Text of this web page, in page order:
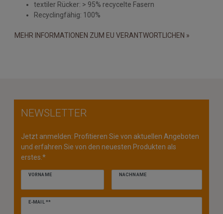
textiler Rücker: > 95% recycelte Fasern
Recyclingfähig: 100%
MEHR INFORMATIONEN ZUM EU VERANTWORTLICHEN »
NEWSLETTER
Jetzt anmelden: Profitieren Sie von aktuellen Angeboten
und erfahren Sie von den neuesten Produkten als
erstes.*
VORNAME NACHNAME
E-MAIL **
Newsletter